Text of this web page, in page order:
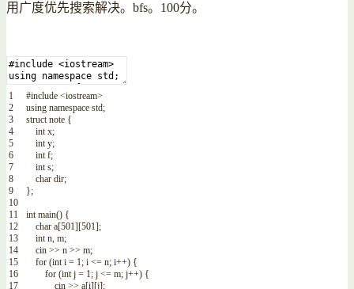
用广度优先搜索解决。bfs。100分。
1
2
3
4
5
6
7
8
9
10
11
12
13
14
15
16
17
#include <iostream>
using namespace std;
struct note {
int x;
int y;
int f;
int s;
char dir;
};
int main() {
char a[501][501];
int n, m;
cin >> n >> m;
for (int i = 1; i <= n; i++) {
for (int j = 1; j <= m; j++) {
cin >> a[i][j];